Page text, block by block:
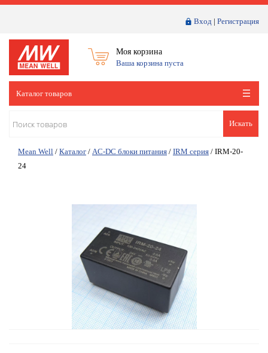
Вход | Регистрация
Моя корзина
Ваша корзина пуста
Каталог товаров
Искать
Mean Well / Каталог / AC-DC блоки питания / IRM серия / IRM-20-
24